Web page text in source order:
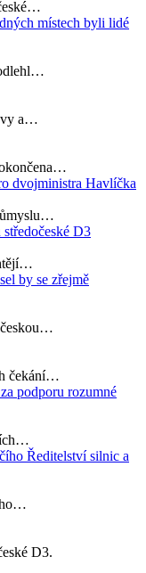
místech byli lidé
a…
dvojministra Havlíčka
D3
by se zřejmě
čekání…
podporu rozumné
Ředitelství silnic a
D3.